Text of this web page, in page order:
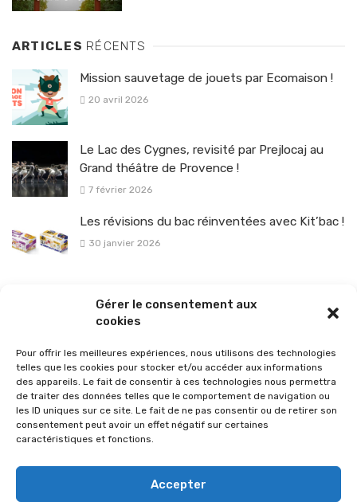
Gérer le consentement aux
cookies
Pour offrir les meilleures expériences, nous utilisons des technologies
telles que les cookies pour stocker et/ou accéder aux informations
des appareils. Le fait de consentir à ces technologies nous permettra
de traiter des données telles que le comportement de navigation ou
les ID uniques sur ce site. Le fait de ne pas consentir ou de retirer son
consentement peut avoir un effet négatif sur certaines
caractéristiques et fonctions.
Accepter
ARTICLES RÉCENTS
Mission sauvetage de jouets par Ecomaison !
20 avril 2026
Le Lac des Cygnes, revisité par Prejlocaj au
Grand théâtre de Provence !
7 février 2026
Les révisions du bac réinventées avec Kit’bac !
30 janvier 2026